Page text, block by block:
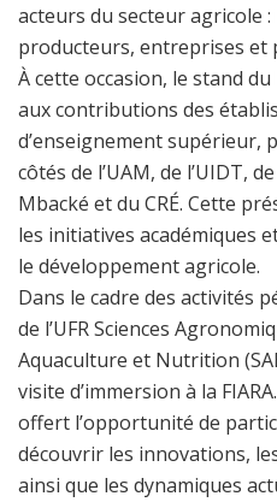
acteurs du secteur agricole
producteurs, entreprises et
À cette occasion, le stand
aux contributions des
d’enseignement supérieur,
côtés de l’UAM, de l’UIDT, de
Mbacké et du CRÉ. Cette
les initiatives académiques
le développement agricole.
Dans le cadre des activités
de l’UFR Sciences
Aquaculture et Nutrition
visite d’immersion à la
offert l’opportunité de
découvrir les innovations,
ainsi que les dynamiques